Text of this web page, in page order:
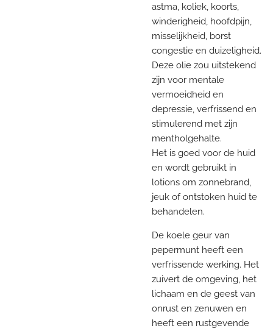
astma, koliek, koorts,
winderigheid, hoofdpijn,
misselijkheid, borst
congestie en duizeligheid.
Deze olie zou uitstekend
zijn voor mentale
vermoeidheid en
depressie, verfrissend en
stimulerend met zijn
mentholgehalte.
Het is goed voor de huid
en wordt gebruikt in
lotions om zonnebrand,
jeuk of ontstoken huid te
behandelen.
De koele geur van
pepermunt heeft een
verfrissende werking. Het
zuivert de omgeving, het
lichaam en de geest van
onrust en zenuwen en
heeft een rustgevende